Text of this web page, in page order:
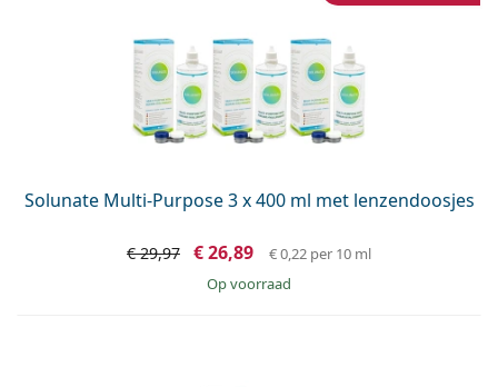
Solunate Multi-Purpose 3 x 400 ml met lenzendoosjes
€ 29,97 € 26,89 € 0,22 per 10 ml
op voorraad